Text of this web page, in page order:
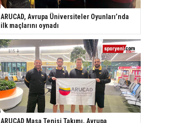
ARUCAD, Avrupa Üniversiteler Oyunları’nda
ilk maçlarını oynadı
ARUCAD Masa Tenisi Takımı, Avrupa